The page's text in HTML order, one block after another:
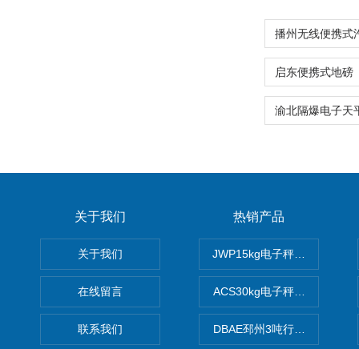
关于我们
关于我们
在线留言
联系我们
热销产品
JWP15kg电子秤价格,15公
ACS30kg电子秤价格,30公
DBAE邳州3吨行车电子吊秤